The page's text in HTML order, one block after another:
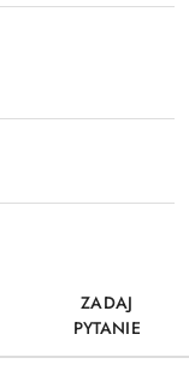
ZADAJ
PYTANIE